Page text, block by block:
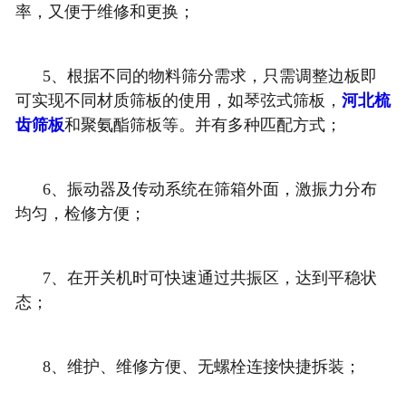
率，又便于维修和更换；
5、 根据不同的物料筛分需求，只需调整边板即
可实现不同材质筛板的使用，如琴弦式筛板， 河北梳
齿筛板和聚氨酯筛板等。并有多种匹配方式；
6、 振动器及传动系统在筛箱外面，激振力分布
均匀，检修方便 ；
7、 在开关机时可快速通过共振区，达到平稳状
态；
8、 维护、维修方便、无螺栓连接快捷拆装；